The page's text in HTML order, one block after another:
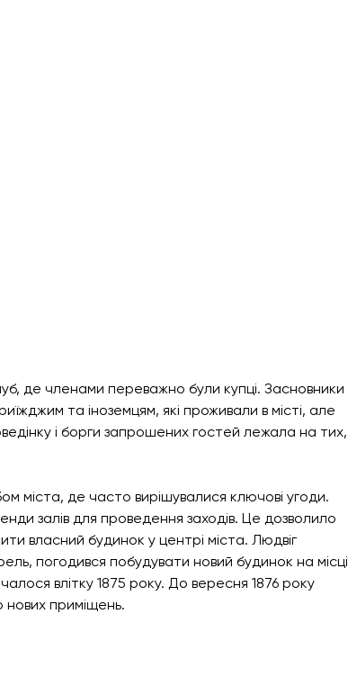
де членами переважно були купці. Засновники
та іноземцям, які проживали в місті, але
і борги запрошених гостей лежала на тих,
міста, де часто вирішувалися ключові угоди.
залів для проведення заходів. Це дозволило
власний будинок у центрі міста. Людвіг
погодився побудувати новий будинок на місці
влітку 1875 року. До вересня 1876 року
нових приміщень.